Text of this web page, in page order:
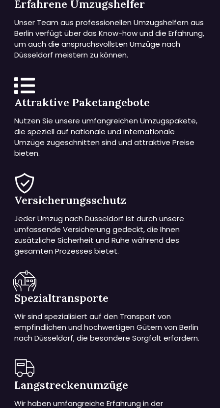
Erfahrene Umzugshelfer
Unser Team aus professionellen Umzugshelfern aus
Berlin verfügt über das Know-how und die Erfahrung,
um auch die anspruchsvollsten Umzüge nach
Düsseldorf meistern zu können.
Attraktive Paketangebote
Nutzen Sie unsere umfangreichen Umzugspakete,
die speziell auf nationale und internationale
Umzüge zugeschnitten sind und attraktive Preise
bieten.
Versicherungsschutz
Jeder Umzug nach Düsseldorf ist durch unsere
umfassende Versicherung gedeckt, die Ihnen
zusätzliche Sicherheit und Ruhe während des
gesamten Prozesses bietet.
Spezialtransporte
Wir sind spezialisiert auf den Transport von
empfindlichen und hochwertigen Gütern von Berlin
nach Düsseldorf, die besondere Sorgfalt erfordern.
Langstreckenumzüge
Wir haben umfangreiche Erfahrung in der